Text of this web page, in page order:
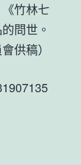
竹林七
問世。
供稿）